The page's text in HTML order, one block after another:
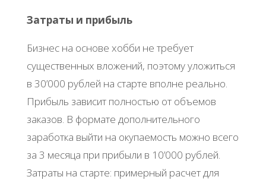
Затраты и прибыль
Бизнес на основе хобби не требует
существенных вложений, поэтому уложиться
в 30’000 рублей на старте вполне реально.
Прибыль зависит полностью от объемов
заказов. В формате дополнительного
заработка выйти на окупаемость можно всего
за 3 месяца при прибыли в 10’000 рублей.
Затраты на старте: примерный расчет для